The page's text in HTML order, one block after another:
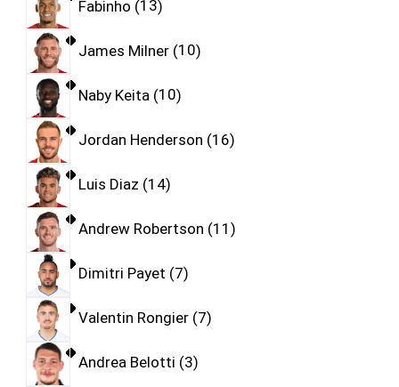
Fabinho 13
James Milner 10
Naby Keita 10
Jordan Henderson 16
Luis Diaz 14
Andrew Robertson 11
Dimitri Payet 7
Valentin Rongier 7
Andrea Belotti 3